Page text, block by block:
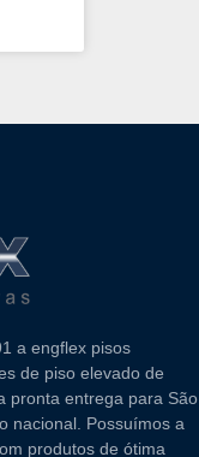
a engflex pisos
de piso elevado de
pronta entrega para São
nacional. Possuímos a
produtos de ótima